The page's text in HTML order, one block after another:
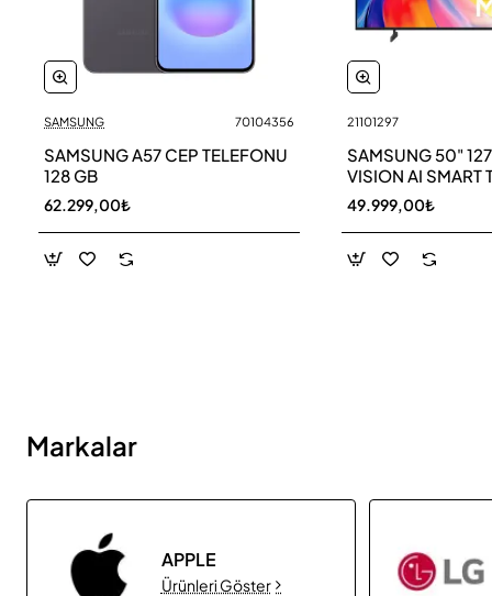
Yeni
SAMSUNG 70104356
SAMSUNG A57 CEP TELEFONU
128 GB
62.299,00₺
21101297
SAMSUNG 50"
VISION AI SMART
UE50M70HAU
49.999,00₺
Markalar
APPLE
Ürünleri Göster